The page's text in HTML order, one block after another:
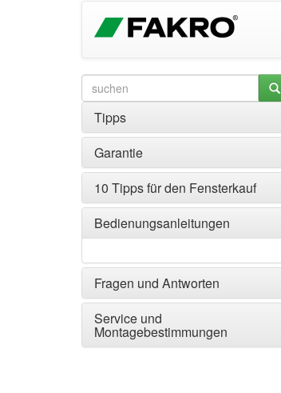
Tipps
Garantie
10 Tipps für den Fensterkauf
Bedienungsanleitungen
Fragen und Antworten
Service und
Montagebestimmungen